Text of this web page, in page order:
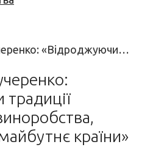
«Відроджуючи…
країни»